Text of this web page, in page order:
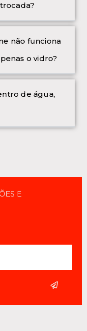
não funciona
o vidro?
de água,
E